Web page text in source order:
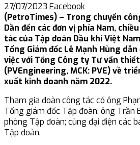
27/07/2023 Facebook
(PetroTimes) – Trong chuyến
Dần đến các đơn vị phía Nam,
tác của Tập đoàn Dầu khí Việt
Tổng Giám đốc Lê Mạnh Hùng
việc với Tổng Công ty Tư vấn
(PVEngineering, MCK: PVE) về
xuất kinh doanh năm 2022.
Tham gia đoàn công tác có ông
Tổng giám đốc Tập đoàn; ông Trần
phòng Tập đoàn; cùng đại điện các
Tập đoàn.